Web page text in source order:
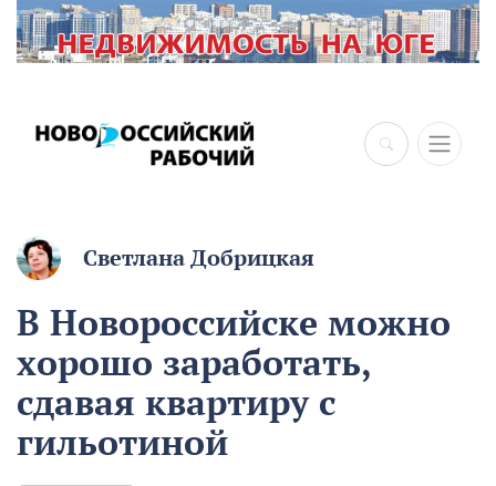
×
Светлана Добрицкая
В Новороссийске можно
хорошо заработать,
сдавая квартиру с
гильотиной